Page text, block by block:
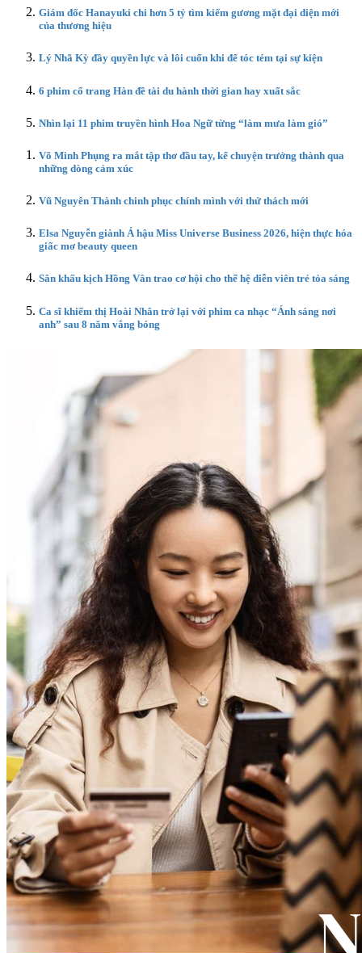
Giám đốc Hanayuki chi hơn 5 tỷ tìm kiếm gương mặt đại diện mới
của thương hiệu
Lý Nhã Kỳ đầy quyền lực và lôi cuốn khi để tóc tém tại sự kiện
6 phim cổ trang Hàn đề tài du hành thời gian hay xuất sắc
Nhìn lại 11 phim truyền hình Hoa Ngữ từng “làm mưa làm gió”
Võ Minh Phụng ra mắt tập thơ đầu tay, kể chuyện trưởng thành qua
những dòng cảm xúc
Vũ Nguyên Thành chinh phục chính mình với thử thách mới
Elsa Nguyễn giành Á hậu Miss Universe Business 2026, hiện thực hóa
giấc mơ beauty queen
Sân khấu kịch Hồng Vân trao cơ hội cho thế hệ diễn viên trẻ tỏa sáng
Ca sĩ khiếm thị Hoài Nhân trở lại với phim ca nhạc “Ánh sáng nơi
anh” sau 8 năm vắng bóng